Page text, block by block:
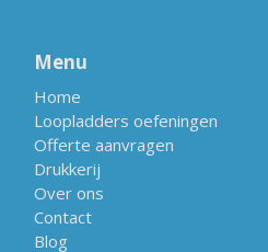
Menu
Home
Loopladders oefeningen
Offerte aanvragen
Drukkerij
Over ons
Contact
Blog